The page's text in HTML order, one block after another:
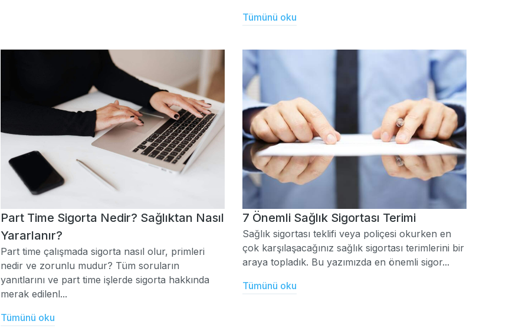
Tümünü oku
Part Time Sigorta Nedir? Sağlıktan Nasıl
Yararlanır?
Part time çalışmada sigorta nasıl olur, primleri
nedir ve zorunlu mudur? Tüm soruların
yanıtlarını ve part time işlerde sigorta hakkında
merak edilenl...
Tümünü oku
7 Önemli Sağlık Sigortası Terimi
Sağlık sigortası teklifi veya poliçesi okurken en
çok karşılaşacağınız sağlık sigortası terimlerini bir
araya topladık. Bu yazımızda en önemli sigor...
Tümünü oku